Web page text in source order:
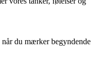
du mærker begyndende